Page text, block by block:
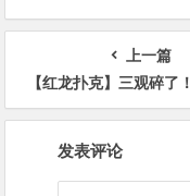
率仅3%
上一篇
【红龙扑克】三观碎了！偷鸡和英雄跟注所需的成功率居然这么低！
发表评论